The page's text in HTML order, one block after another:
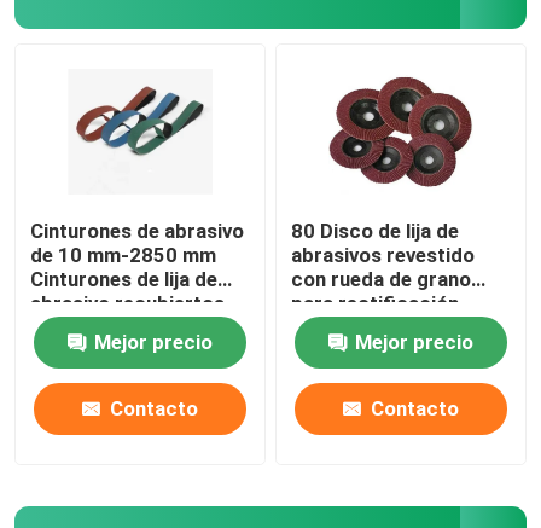
Cinturones de abrasivo
de 10 mm-2850 mm
Cinturones de lija de
abrasivo recubiertos
para metal
Mejor precio
Contacto
80 Disco de lija de
abrasivos revestido
con rueda de grano
para rectificación
versátil
Mejor precio
Contacto